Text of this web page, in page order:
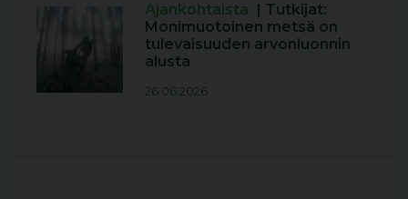
Ajankohtaista | Tutkijat:
Monimuotoinen metsä on
tulevaisuuden arvonluonnin
alusta
26.06.2026